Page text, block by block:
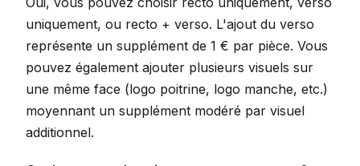
uniquement, ou recto + verso. L'ajout du verso
représente un supplément de 1 € par pièce. Vous
pouvez également ajouter plusieurs visuels sur
une même face (logo poitrine, logo manche, etc.)
moyennant un supplément modéré par visuel
additionnel.